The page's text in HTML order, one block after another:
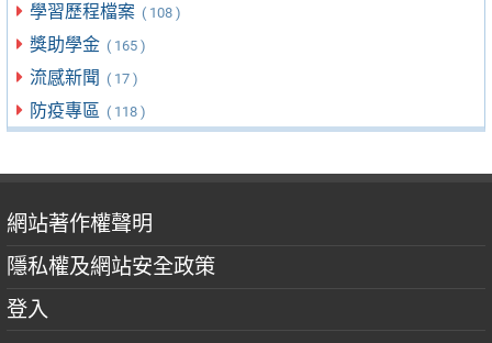
學習歷程檔案 ( 108 )
獎助學金 ( 165 )
流感新聞 ( 17 )
防疫專區 ( 118 )
網站著作權聲明
隱私權及網站安全政策
登入